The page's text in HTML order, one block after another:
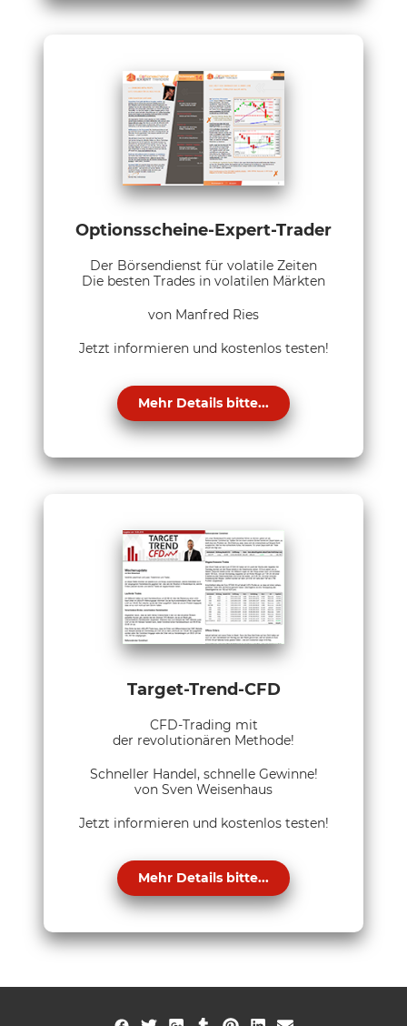
Optionsscheine-Expert-Trader
Der Börsendienst für volatile Zeiten
Die besten Trades in volatilen Märkten
von Manfred Ries
Jetzt informieren und kostenlos testen!
Mehr Details bitte...
Target-Trend-CFD
CFD-Trading mit
der revolutionären Methode!
Schneller Handel, schnelle Gewinne!
von Sven Weisenhaus
Jetzt informieren und kostenlos testen!
Mehr Details bitte...